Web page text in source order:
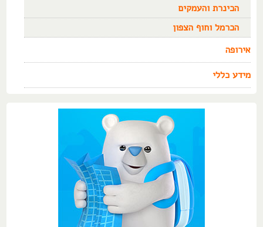
הכינרת והעמקים
הכרמל וחוף הצפון
אירופה
מידע כללי